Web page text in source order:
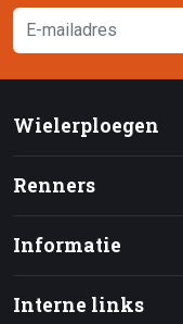
Wielerploegen
Renners
Informatie
Interne links